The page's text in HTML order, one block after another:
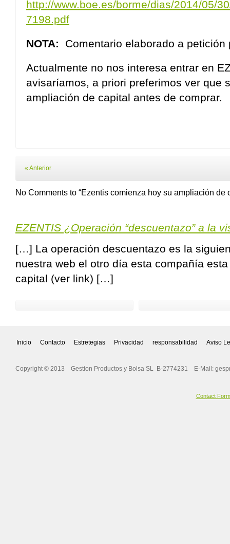
http://www.boe.es/borme/dias/2014/05/
7198.pdf
NOTA: Comentario elaborado a petición
Actualmente no nos interesa entrar en
avisaríamos, a priori preferimos ver que
ampliación de capital antes de comprar.
« Anterior
No Comments to “Ezentis comienza hoy su ampliación de
EZENTIS ¿Operación “descuentazo” a la
[…] La operación descuentazo es la
nuestra web el otro día esta compañía
capital (ver link) […]
Inicio Contacto Estretegias Privacidad responsabilidad Aviso
Copyright © 2013 Gestion Productos y Bolsa SL B-2774231 E-Mail:
Contact Form